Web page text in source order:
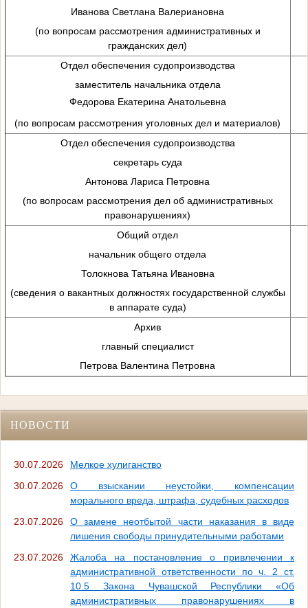
Иванова Светлана Валериановна
(по вопросам рассмотрения административных и
гражданских дел)
Отдел обеспечения судопроизводства
заместитель начальника отдела
Федорова Екатерина Анатольевна
(по вопросам рассмотрения уголовных дел и материалов)
Отдел обеспечения судопроизводства
секретарь суда
Антонова Лариса Петровна
(по вопросам рассмотрения дел об административных
правонарушениях)
Общий отдел
начальник общего отдела
Толокнова Татьяна Ивановна
(сведения о вакантных должностях государственной службы
в аппарате суда)
Архив
главный специалист
Петрова Валентина Петровна
НОВОСТИ
30.07.2026
Мелкое хулиганство
30.07.2026
О взыскании неустойки, компенсации
морального вреда, штрафа, судебных расходов
23.07.2026
О замене неотбытой части наказания в виде
лишения свободы принудительными работами
23.07.2026
Жалоба на постановление о привлечении к
административной ответственности по ч. 2 ст.
10.5 Закона Чувашской Республики «Об
административных правонарушениях в